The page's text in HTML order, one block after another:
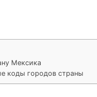
Мексика
коды городов страны